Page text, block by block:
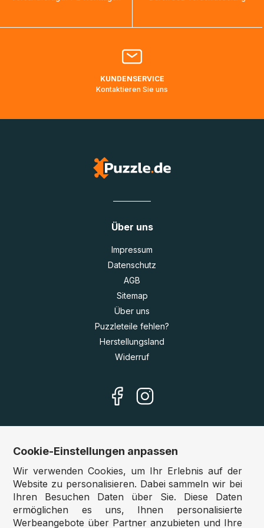
bearbeitet werden.
Bitte kontaktieren Sie denKundenservicefalls Ihr Paket
Lieferadressen in Deutschland oder Europa mehrere Tage
KUNDENSERVICE
Kontaktieren Sie uns
Über uns
Impressum
Datenschutz
AGB
Sitemap
Über uns
Puzzleteile fehlen?
Herstellungsland
Widerruf
Unsere Shops
Deutschland:www.puzzle.de
Österreich:
www.puzzle.at
Belgien:www.puzzle.be
Cookie-Einstellungen anpassen
Wir verwenden Cookies, um Ihr Erlebnis auf der
Website zu personalisieren. Dabei sammeln wir bei
Ihren Besuchen Daten über Sie. Diese Daten
ermöglichen es uns, Ihnen personalisierte
Werbeangebote über Partner anzubieten und Ihre